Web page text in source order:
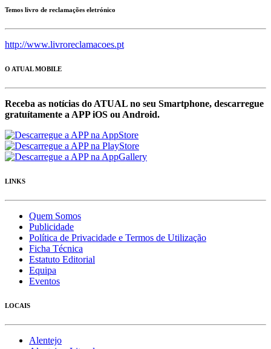
Temos livro de reclamações eletrónico
http://www.livroreclamacoes.pt
O ATUAL MOBILE
Receba as notícias do ATUAL no seu Smartphone, descarregue
gratuítamente a APP iOS ou Android.
LINKS
Quem Somos
Publicidade
Política de Privacidade e Termos de Utilização
Ficha Técnica
Estatuto Editorial
Equipa
Eventos
LOCAIS
Alentejo